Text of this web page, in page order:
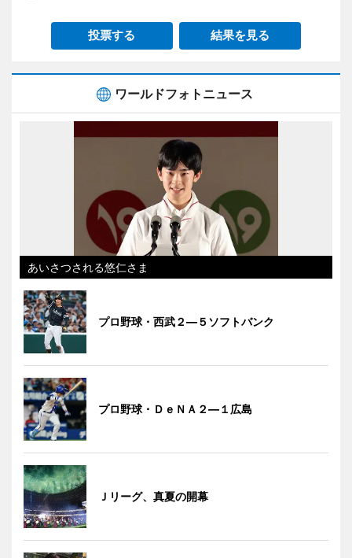
投票する 結果を見る
ワールドフォトニュース
あいさつされる悠仁さま
プロ野球・西武２―５ソフトバンク
プロ野球・ＤｅＮＡ２―１広島
Ｊリーグ、真夏の開幕